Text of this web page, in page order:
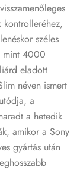
széles
mint 4000
eladott
néven ismert
a
a hetedik
amikor a Sony
gyártás után